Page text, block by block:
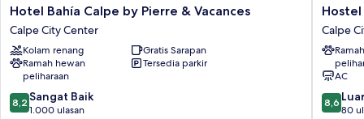
Hotel
Bahía
Calpe
by
Pierre
Vacances
Calpe
Hotel Bahía Calpe by Pierre & Vacances
Calpe City Center
Kolam renang
Gratis Sarapan
Ramah hewan
peliharaan
Tersedia parkir
8.2
dari
8,2 Sangat Baik
1.000 ulasan
Hostel
Calpe
Calpe
City
Center
Hostel
Calpe
AC
8.6
dari
8,6
80